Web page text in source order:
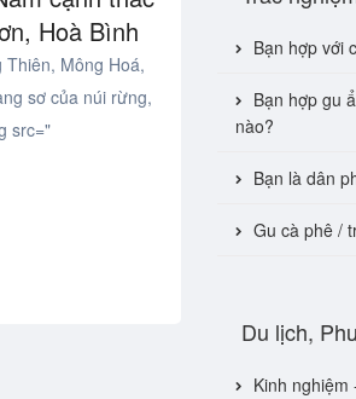
Hoà Bình
Mông Hoá,
sơ của núi rừng,
src="
Bạn hợp với
Bạn hợp gu
nào?
Bạn là dân
Gu cà phê /
Du lịch,
Kinh nghiệm